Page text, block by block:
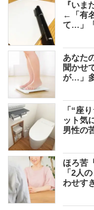
『いま
←「有
て…」
あなた
聞かせ
が…」
「“座
ット気
男性の
ほろ苦
「2人
わせす